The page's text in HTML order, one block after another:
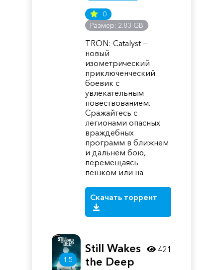
0
Размер: 2.83 GB
TRON: Catalyst —
новый
изометрический
приключенческий
боевик с
увлекательным
повествованием.
Сражайтесь с
легионами опасных
враждебных
программ в ближнем
и дальнем бою,
перемещаясь
пешком или на
Скачать торрент
1.5
Still Wakes
the Deep
421